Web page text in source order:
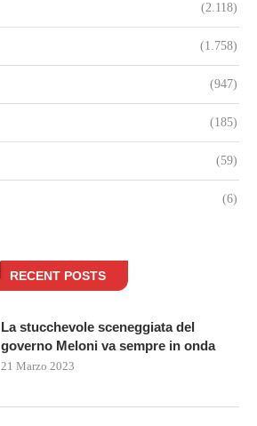
(2.118)
(1.758)
(947)
(185)
(59)
(6)
RECENT POSTS
La stucchevole sceneggiata del
governo Meloni va sempre in onda
21 Marzo 2023